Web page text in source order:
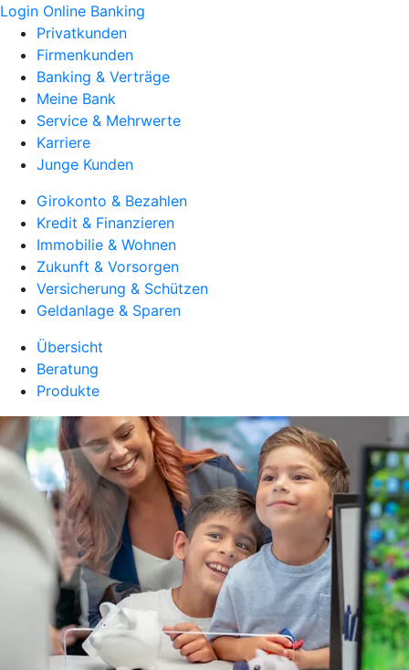
Login Online Banking
Privatkunden
Firmenkunden
Banking & Verträge
Meine Bank
Service & Mehrwerte
Karriere
Junge Kunden
Girokonto & Bezahlen
Kredit & Finanzieren
Immobilie & Wohnen
Zukunft & Vorsorgen
Versicherung & Schützen
Geldanlage & Sparen
Übersicht
Beratung
Produkte